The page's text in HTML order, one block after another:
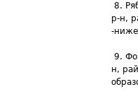
8.
р-н,
-
9.
н,